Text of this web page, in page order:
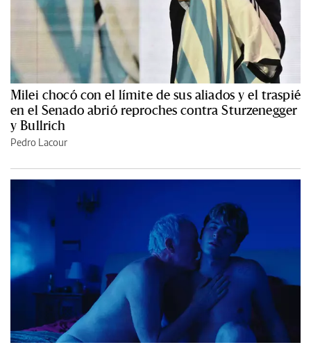
Milei chocó con el límite de sus aliados y el traspié
en el Senado abrió reproches contra Sturzenegger
y Bullrich
Pedro Lacour